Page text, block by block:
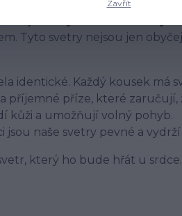
Tyto svetry nejsou jen
identické. Každý kousek má
příjemné příze, které
kůži a umožňují volný pohyb.
naše svetry pevné a
který ho bude hřát u
Zavřít